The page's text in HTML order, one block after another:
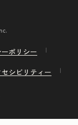
ポリシー
シビリティー